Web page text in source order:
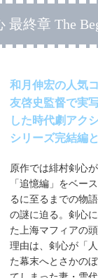
最終章 The
和月伸宏の人気
友啓史監督で実
した時代劇アク
シリーズ完結編
原作では緋村剣心
「追憶編」をベー
るに至るまでの物
の謎に迫る。剣心
た上海マフィアの
理由は、剣心が「
た幕末へとさかの